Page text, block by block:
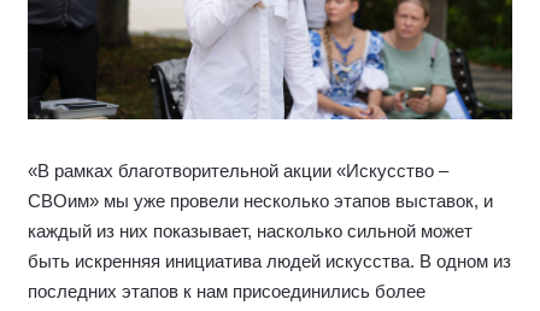
«В рамках благотворительной акции «Искусство –
СВОим» мы уже провели несколько этапов выставок, и
каждый из них показывает, насколько сильной может
быть искренняя инициатива людей искусства. В одном из
последних этапов к нам присоединились более